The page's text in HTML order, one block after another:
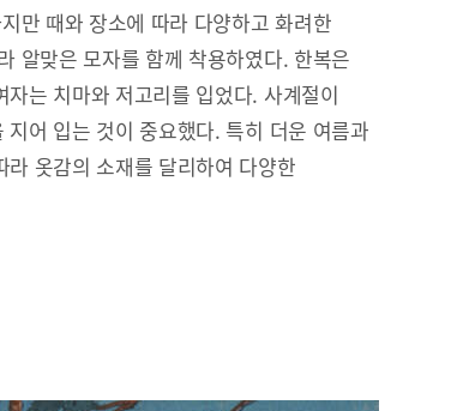
만 때와 장소에 따라 다양하고 화려한
알맞은 모자를 함께 착용하였다. 한복은
는 치마와 저고리를 입었다. 사계절이
어 입는 것이 중요했다. 특히 더운 여름과
옷감의 소재를 달리하여 다양한